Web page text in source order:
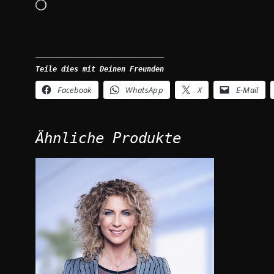
Wird
Teile dies mit Deinen Freunden
Facebook WhatsApp X E-Mail
Ähnliche Produkte